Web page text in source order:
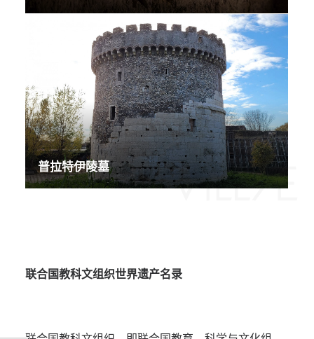
普拉特伊陵墓
联合国教科文组织世界遗产名录